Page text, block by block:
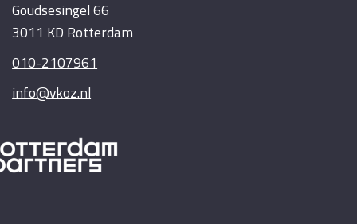
Goudsesingel 66
3011 KD Rotterdam
010-2107961
info@vkoz.nl